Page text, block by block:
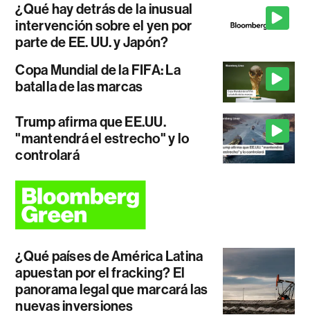
¿Qué hay detrás de la inusual
intervención sobre el yen por
parte de EE. UU. y Japón?
Copa Mundial de la FIFA: La
batalla de las marcas
Trump afirma que EE.UU.
"mantendrá el estrecho" y lo
controlará
¿Qué países de América Latina
apuestan por el fracking? El
panorama legal que marcará las
nuevas inversiones